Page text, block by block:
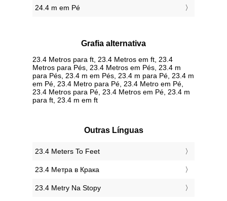
24.4 m em Pé
Grafia alternativa
23.4 Metros para ft, 23.4 Metros em ft, 23.4
Metros para Pés, 23.4 Metros em Pés, 23.4 m
para Pés, 23.4 m em Pés, 23.4 m para Pé, 23.4 m
em Pé, 23.4 Metro para Pé, 23.4 Metro em Pé,
23.4 Metros para Pé, 23.4 Metros em Pé, 23.4 m
para ft, 23.4 m em ft
Outras Línguas
‎23.4 Meters To Feet
‎23.4 Метра в Крака
‎23.4 Metry Na Stopy